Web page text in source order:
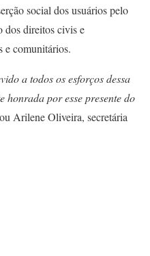
social dos usuários pelo
dos direitos civis e
e comunitários.
a todos os esforços dessa
honrada por esse presente do
Arilene Oliveira, secretária